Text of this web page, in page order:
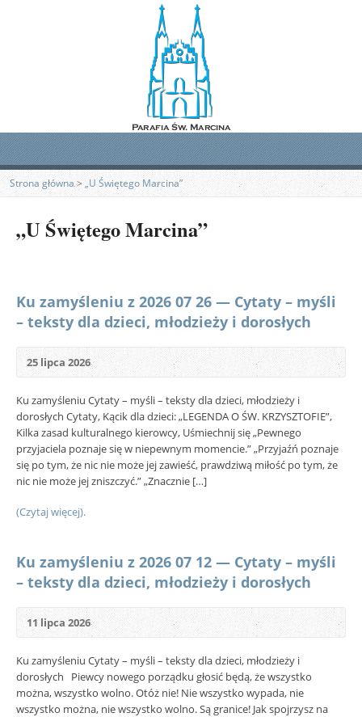
Strona główna> „U Świętego Marcina”
„U Świętego Marcina”
Ku zamyśleniu z 2026 07 26 — Cytaty – myśli
– teksty dla dzieci, młodzieży i dorosłych
25 lipca 2026
Ku zamyśleniu Cytaty – myśli – teksty dla dzieci, młodzieży i
dorosłych Cytaty, Kącik dla dzieci: „LEGENDA O ŚW. KRZYSZTOFIE”,
Kilka zasad kulturalnego kierowcy, Uśmiechnij się „Pewnego
przyjaciela poznaje się w niepewnym momencie.” „Przyjaźń poznaje
się po tym, że nic nie może jej zawieść, prawdziwą miłość po tym, że
nic nie może jej zniszczyć.” „Znacznie […]
(Czytaj więcej).
Ku zamyśleniu z 2026 07 12 — Cytaty – myśli
– teksty dla dzieci, młodzieży i dorosłych
11 lipca 2026
Ku zamyśleniu Cytaty – myśli – teksty dla dzieci, młodzieży i
dorosłych Piewcy nowego porządku głosić będą, że wszystko
można, wszystko wolno. Otóż nie! Nie wszystko wypada, nie
wszystko można, nie wszystko wolno. Są granice! Jak spojrzysz na